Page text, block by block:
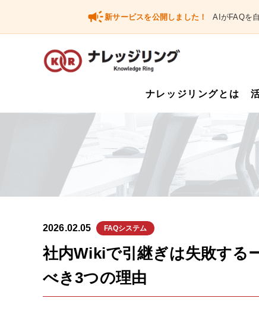
campaign新サービスを公開しました！ AIがFAQを
ナレッジリングとは
2026.02.05 FAQシステム
社内Wikiで引継ぎは失敗する
べき3つの理由